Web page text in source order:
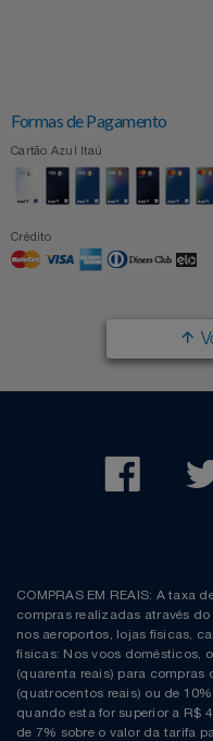
Formas de Pagamento
Cartão Azul Itaú
Crédito
COMPRAS EM REAIS: A taxa
compras realizadas através
nos aeroportos, lojas físicas,
físicas: Nos voos domésticos,
(quarenta reais) para compras
(quatrocentos reais) ou de
quando esta for superior a R$
de 7% sobre o valor da tarifa